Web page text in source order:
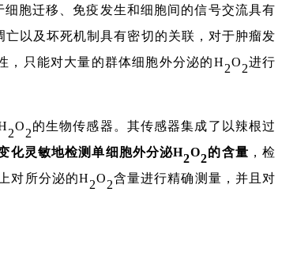
细胞迁移、免疫发生和细胞间的信号交流具有
以及坏死机制具有密切的关联，对于肿瘤发
，只能对大量的群体细胞外分泌的H2O2进行
2O2的生物传感器 。其传感器集成了以辣根过
化灵敏地检测单细胞外分泌H2O2的含量 ，检
对所分泌的H2O2含量进行精确测量，并且对